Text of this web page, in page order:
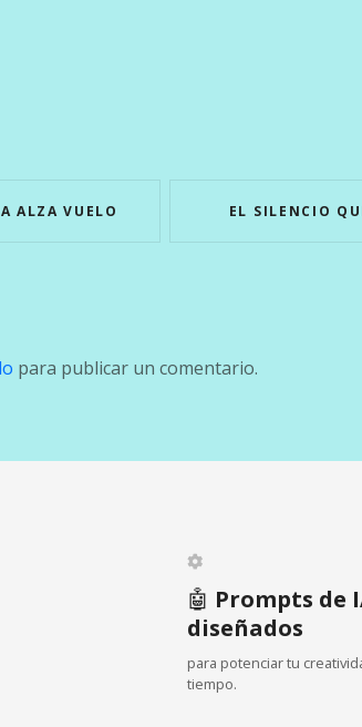
ALZA VUELO EL SILENCIO
para publicar un comentario.
🤖 Prompts de
diseñados
para potenciar tu
tiempo.